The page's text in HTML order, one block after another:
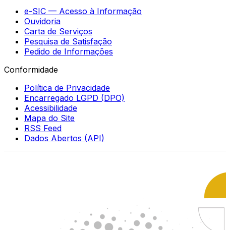
e-SIC — Acesso à Informação
Ouvidoria
Carta de Serviços
Pesquisa de Satisfação
Pedido de Informações
Conformidade
Política de Privacidade
Encarregado LGPD (DPO)
Acessibilidade
Mapa do Site
RSS Feed
Dados Abertos (API)